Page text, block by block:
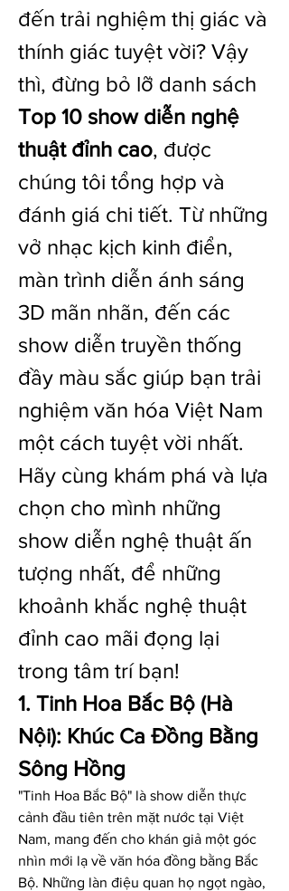
đến trải nghiệm thị giác và
thính giác tuyệt vời? Vậy
Top 10 show diễn nghệ
thuật đỉnh cao, được
chúng tôi tổng hợp và
đánh giá chi tiết. Từ những
vở nhạc kịch kinh điển,
màn trình diễn ánh sáng
3D mãn nhãn, đến các
show diễn truyền thống
đầy màu sắc giúp bạn trải
nghiệm văn hóa Việt Nam
một cách tuyệt vời nhất.
Hãy cùng khám phá và lựa
chọn cho mình những
show diễn nghệ thuật ấn
tượng nhất, để những
khoảnh khắc nghệ thuật
đỉnh cao mãi đọng lại
trong tâm trí bạn!
1. Tinh Hoa Bắc Bộ (Hà
Nội): Khúc Ca Đồng Bằng
Sông Hồng
"Tinh Hoa Bắc Bộ" là show diễn thực
cảnh đầu tiên trên mặt nước tại Việt
Nam, mang đến cho khán giả một góc
nhìn mới lạ về văn hóa đồng bằng Bắc
Bộ. Những làn điệu quan họ ngọt ngào,